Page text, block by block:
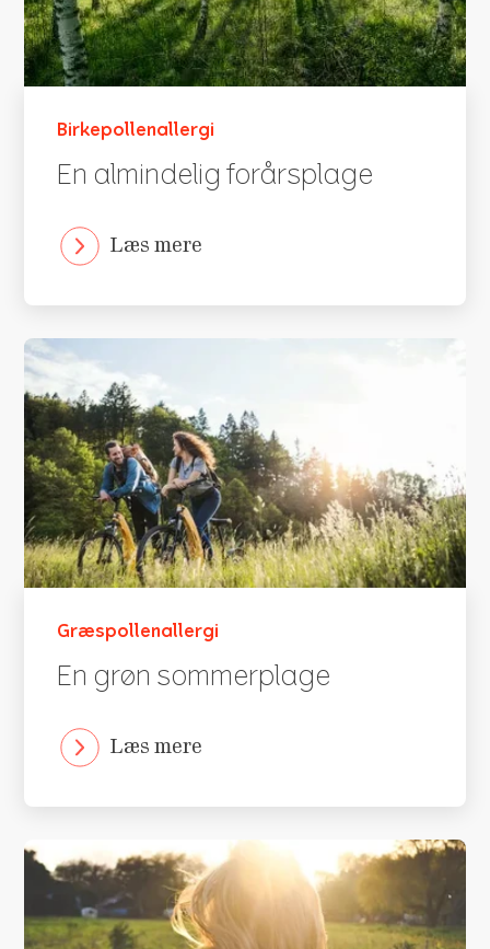
dage, mens overskyede dage samt dage
med regn kan resultere i et lavere
pollental.
dine høfebersymptomer og få et
personligt tilpasset indblik i netop din
allergi, så du nemmere kan planlægge
udendørs aktiviteter og reducere
symptomerne.
Find Klarify-appen her
Birkepollenallergi
En almindelig forårsplage
Læs mere
Græspollenallergi
En grøn sommerplage
Læs mere